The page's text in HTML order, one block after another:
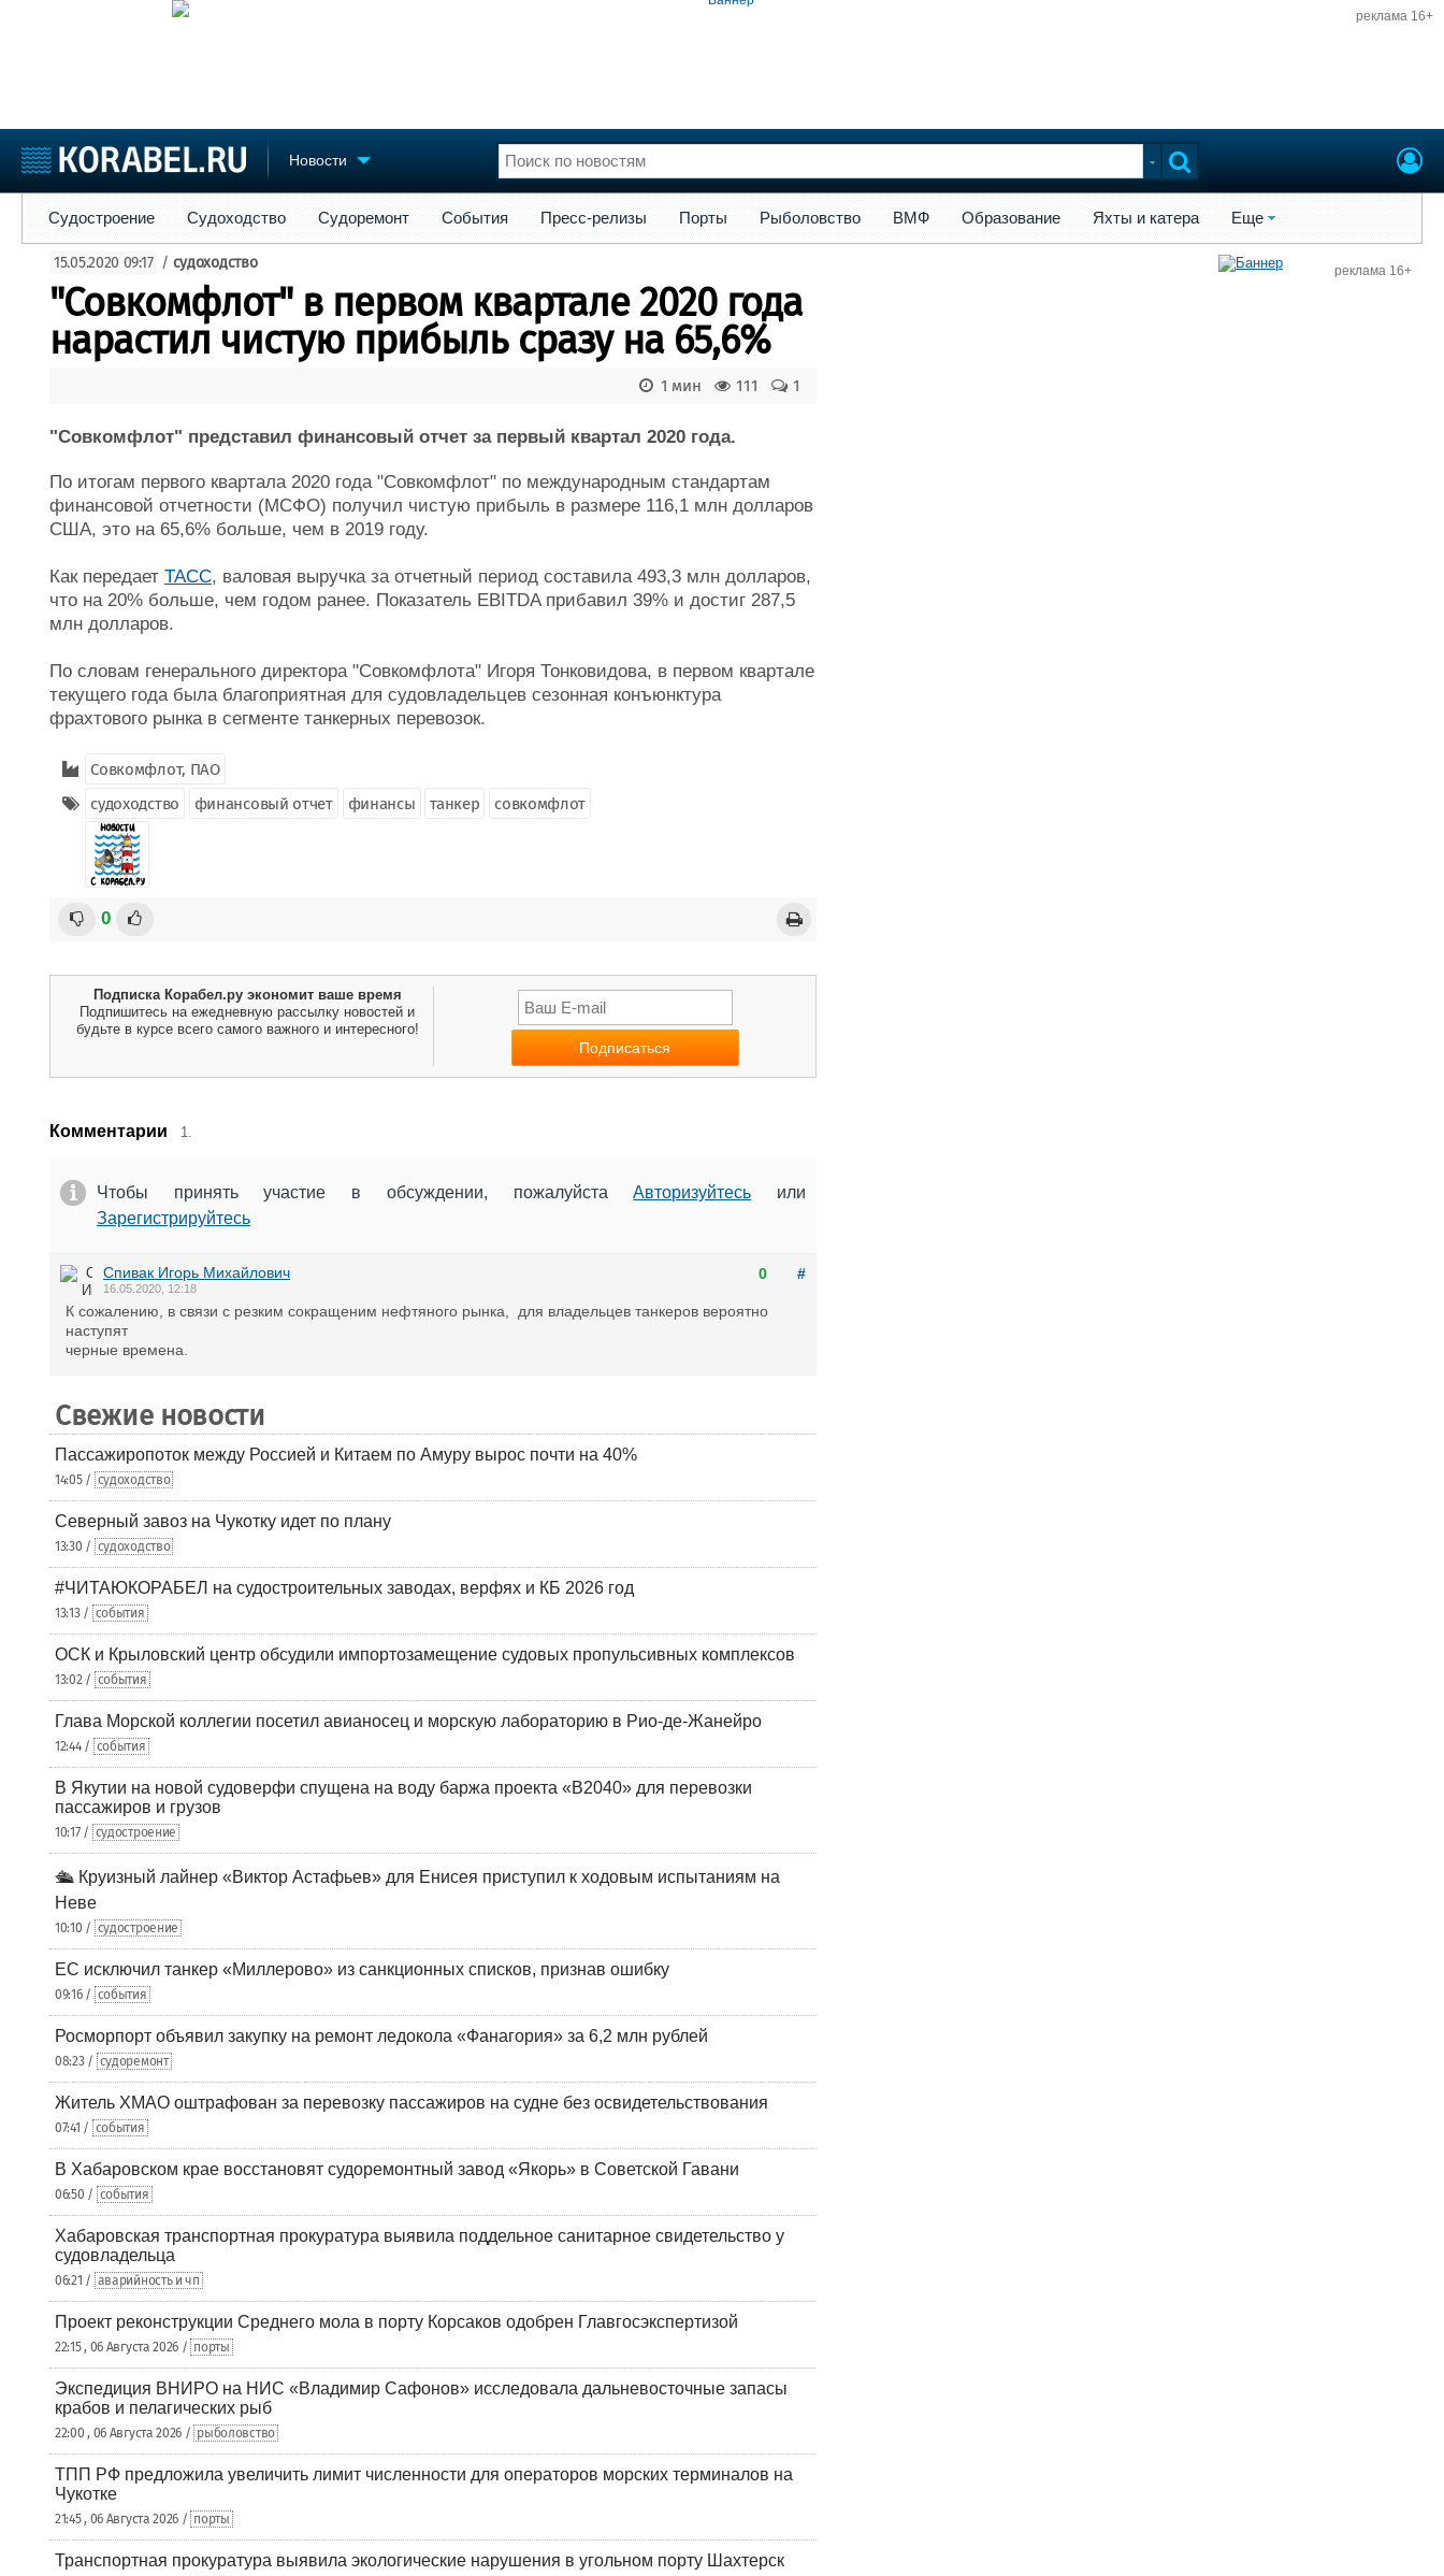
реклама 16+
Новости
Судостроение
Пульс
Новости
Репутация
Журнал
Торговая площадка
Доска объявлений
Продажа флота
Оборудование
Изделия
Конференции
Личности
Словарь
Флот
Форум
Отзывы
Все службы
Судостроение Судоходство Судоремонт События Пресс-релизы Порты Рыболовство ВМФ Образование Яхты и катера Еще
15.05.2020 09:17 / судоходство
"Совкомфлот" в первом квартале 2020 года
нарастил чистую прибыль сразу на 65,6%
1
111
1 мин
"Совкомфлот" представил финансовый отчет за первый квартал 2020 года.
По итогам первого квартала 2020 года "Совкомфлот" по международным стандартам
финансовой отчетности (МСФО) получил чистую прибыль в размере 116,1 млн долларов
США, это на 65,6% больше, чем в 2019 году.
Как передает ТАСС, валовая выручка за отчетный период составила 493,3 млн долларов,
что на 20% больше, чем годом ранее. Показатель EBITDA прибавил 39% и достиг 287,5
млн долларов.
По словам генерального директора "Совкомфлота" Игоря Тонковидова, в первом квартале
текущего года была благоприятная для судовладельцев сезонная конъюнктура
фрахтового рынка в сегменте танкерных перевозок.
Совкомфлот, ПАО
судоходство
финансовый отчет финансы танкер совкомфлот
0
Подписка Корабел.ру экономит ваше время
Подпишитесь на ежедневную рассылку новостей и
будьте в курсе всего самого важного и интересного!
Комментарии 1.
Чтобы принять участие в обсуждении, пожалуйстаАвторизуйтесь или
Зарегистрируйтесь
0 #
Спивак Игорь Михайлович
16.05.2020, 12:18
К сожалению, в связи с резким сокращеним нефтяного рынка, для владельцев танкеров вероятно
наступят
черные времена.
Свежие новости
Пассажиропоток между Россией и Китаем по Амуру вырос почти на 40%
14:05 / судоходство
Северный завоз на Чукотку идет по плану
13:30 / судоходство
#ЧИТАЮКОРАБЕЛ на судостроительных заводах, верфях и КБ 2026 год
13:13 / события
ОСК и Крыловский центр обсудили импортозамещение судовых пропульсивных комплексов
13:02 / события
Глава Морской коллегии посетил авианосец и морскую лабораторию в Рио-де-Жанейро
12:44 / события
В Якутии на новой судоверфи спущена на воду баржа проекта «В2040» для перевозки
пассажиров и грузов
10:17 / судостроение
🛳️ Круизный лайнер «Виктор Астафьев» для Енисея приступил к ходовым испытаниям на
Неве
10:10 / судостроение
ЕС исключил танкер «Миллерово» из санкционных списков, признав ошибку
09:16 / события
Росморпорт объявил закупку на ремонт ледокола «Фанагория» за 6,2 млн рублей
08:23 / судоремонт
Житель ХМАО оштрафован за перевозку пассажиров на судне без освидетельствования
07:41 / события
В Хабаровском крае восстановят судоремонтный завод «Якорь» в Советской Гавани
06:50 / события
Хабаровская транспортная прокуратура выявила поддельное санитарное свидетельство у
судовладельца
06:21 / аварийность и чп
Проект реконструкции Среднего мола в порту Корсаков одобрен Главгосэкспертизой
22:15 , 06 Августа 2026 / порты
Экспедиция ВНИРО на НИС «Владимир Сафонов» исследовала дальневосточные запасы
крабов и пелагических рыб
22:00 , 06 Августа 2026 / рыболовство
ТПП РФ предложила увеличить лимит численности для операторов морских терминалов на
Чукотке
21:45 , 06 Августа 2026 / порты
Транспортная прокуратура выявила экологические нарушения в угольном порту Шахтерск
реклама 16+